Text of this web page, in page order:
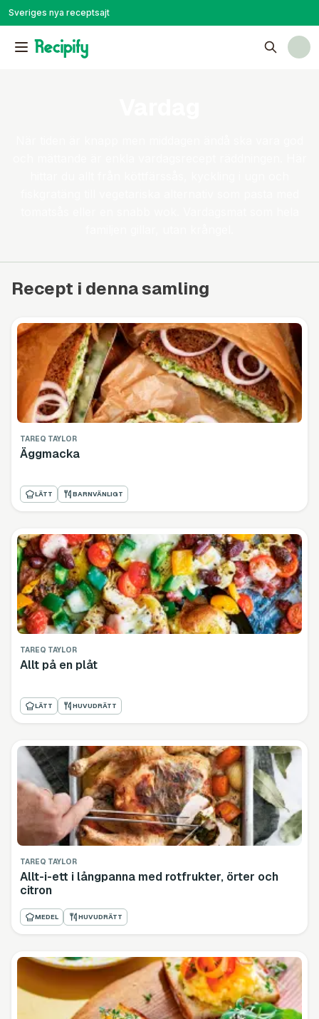
Sveriges nya receptsajt
Recept i denna samling
TAREQ TAYLOR
Äggmacka
LÄTT BARNVÄNLIGT
TAREQ TAYLOR
Allt på en plåt
LÄTT HUVUDRÄTT
TAREQ TAYLOR
Allt-i-ett i långpanna med rotfrukter, örter och
citron
MEDEL HUVUDRÄTT